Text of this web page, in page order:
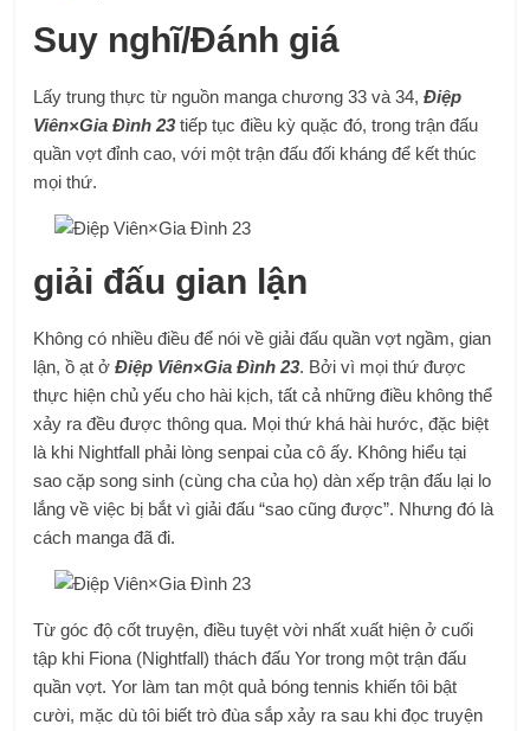
Suy nghĩ/Đánh giá
Lấy trung thực từ nguồn manga chương 33 và 34,Điệp
Viên×Gia Đình 23 tiếp tục điều kỳ quặc đó, trong trận đấu
quần vợt đỉnh cao, với một trận đấu đối kháng để kết thúc
mọi thứ.
giải đấu gian lận
Không có nhiều điều để nói về giải đấu quần vợt ngầm, gian
lận, ồ ạt ởĐiệp Viên×Gia Đình 23. Bởi vì mọi thứ được
thực hiện chủ yếu cho hài kịch, tất cả những điều không thể
xảy ra đều được thông qua. Mọi thứ khá hài hước, đặc biệt
là khi Nightfall phải lòng senpai của cô ấy. Không hiểu tại
sao cặp song sinh (cùng cha của họ) dàn xếp trận đấu lại lo
lắng về việc bị bắt vì giải đấu “sao cũng được”. Nhưng đó là
cách manga đã đi.
Từ góc độ cốt truyện, điều tuyệt vời nhất xuất hiện ở cuối
tập khi Fiona (Nightfall) thách đấu Yor trong một trận đấu
quần vợt. Yor làm tan một quả bóng tennis khiến tôi bật
cười, mặc dù tôi biết trò đùa sắp xảy ra sau khi đọc truyện